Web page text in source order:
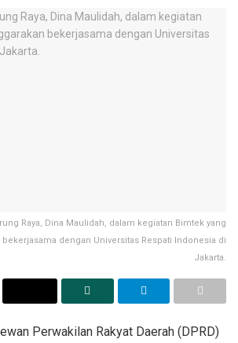
Raya, Dina Maulidah, dalam kegiatan Bimtek yang
dengan Universitas Respati Indonesia di
Jakarta.
Perwakilan Rakyat Daerah (DPRD)